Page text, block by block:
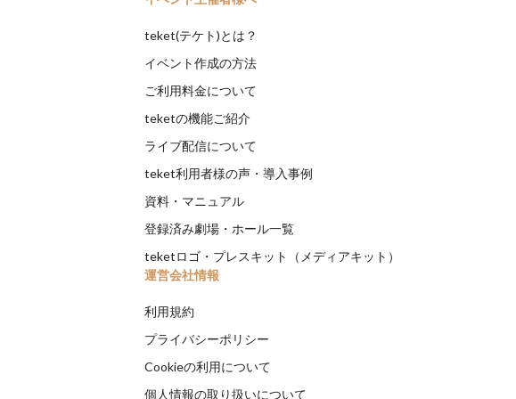
teket(テケト)とは？
イベント作成の方法
ご利用料金について
teketの機能ご紹介
ライブ配信について
teket利用者様の声・導入事例
資料・マニュアル
登録済み劇場・ホール一覧
teketロゴ・プレスキット（メディアキット）
運営会社情報
利用規約
プライバシーポリシー
Cookieの利用について
個人情報の取り扱いについて